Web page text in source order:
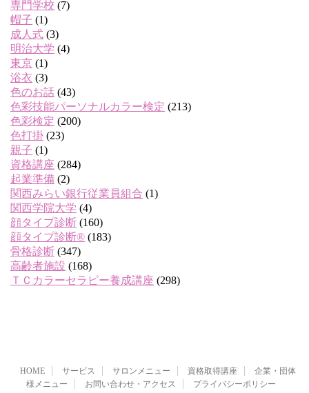
専門学校 (7)
帽子 (1)
成人式 (3)
明治大学 (4)
東京 (1)
浴衣 (3)
色のお話 (43)
色彩技能パーソナルカラー検定 (213)
色彩検定 (200)
色打掛 (23)
親子 (1)
資格講座 (284)
起業準備 (2)
関西みらい銀行従業員組合 (1)
関西学院大学 (4)
顔タイプ診断 (160)
顔タイプ診断® (183)
骨格診断 (347)
高齢者施設 (168)
ＴＣカラーセラピー養成講座 (298)
HOME サービス サロンメニュー 資格取得講座
企業・団体
様メニュー
お問い合わせ・アクセス プライバシーポリシー